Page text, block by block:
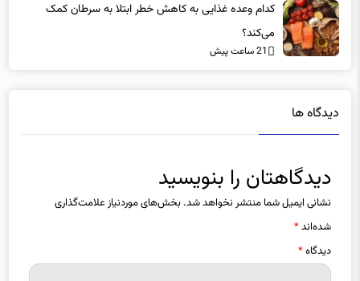
کدام وعده غذایی به کاهش خطر ابتلا به سرطان کمک
می‌کند؟
21 ساعت پیش
دیدگاه ها
دیدگاهتان را بنویسید
نشانی ایمیل شما منتشر نخواهد شد. بخش‌های موردنیاز علامت‌گذاری
شده‌اند*
دیدگاه*